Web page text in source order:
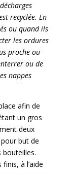
recyclée. En
ou quand ils
les ordures
proche ou
ou de
nappes
afin de
un gros
deux
but de
à l’aide